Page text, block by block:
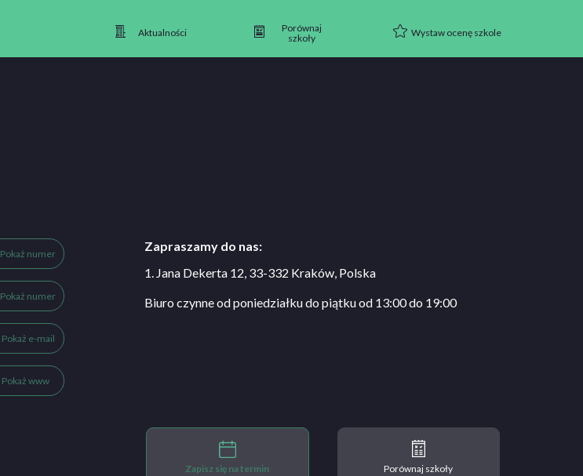
Aktualności
Porównaj
szkoły
Wystaw ocenę szkole
Pokaż numer
Pokaż numer
Pokaż e-mail
Pokaż www
Zapraszamy do nas:
1. Jana Dekerta 12, 33-332 Kraków, Polska
Biuro czynne od poniedziałku do piątku od 13:00 do 19:00
Zapisz się na termin Porównaj szkoły